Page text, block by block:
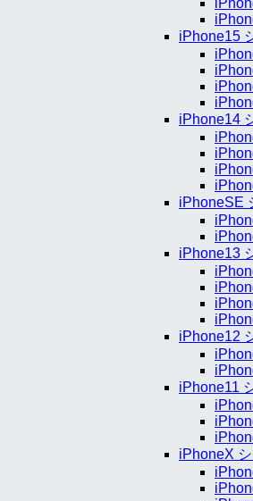
iPhone15
iPhone14
iPhoneSE
iPhone13
iPhone12
iPhone11
iPhoneX